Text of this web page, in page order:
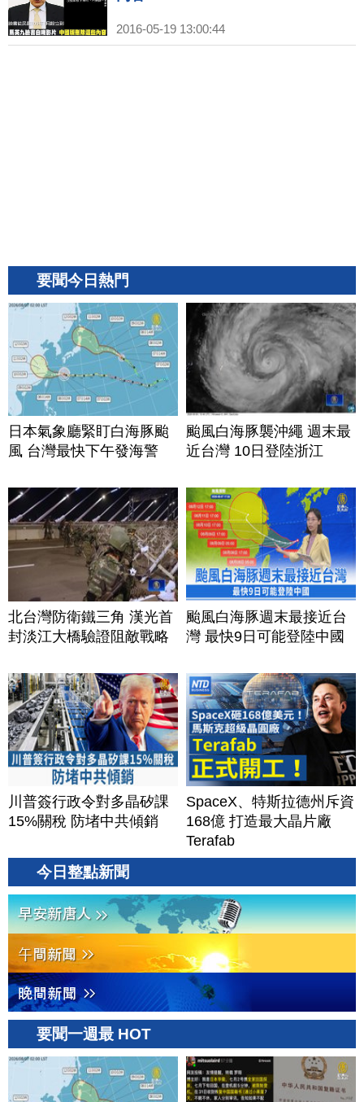
2016-05-19 13:00:44
要聞今日熱門
日本氣象廳緊盯白海豚颱
風 台灣最快下午發海警
颱風白海豚襲沖繩 週末最
近台灣 10日登陸浙江
北台灣防衛鐵三角 漢光首
封淡江大橋驗證阻敵戰略
颱風白海豚週末最接近台
灣 最快9日可能登陸中國
川普簽行政令對多晶矽課
15%關稅 防堵中共傾銷
SpaceX、特斯拉德州斥資
168億 打造最大晶片廠
Terafab
今日整點新聞
要聞一週最 HOT